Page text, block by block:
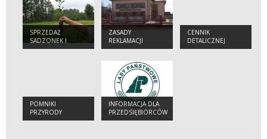
SPRZEDAŻ
SADZONEK I
CHOINEK
ZASADY
REKLAMACJI
CENNIK
DETALICZNEJ
SPRZEDAŻY
POMNIKI
PRZYRODY
INFORMACJA DLA
PRZEDSIĘBIORCÓW